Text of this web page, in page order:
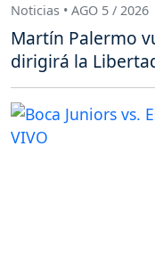
Noticias • AGO 5 / 2026
Martín Palermo
dirigirá la